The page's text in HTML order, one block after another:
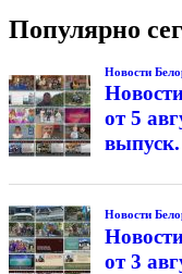
Популярно
Новости
от 5
выпуск.
Новости
от 3